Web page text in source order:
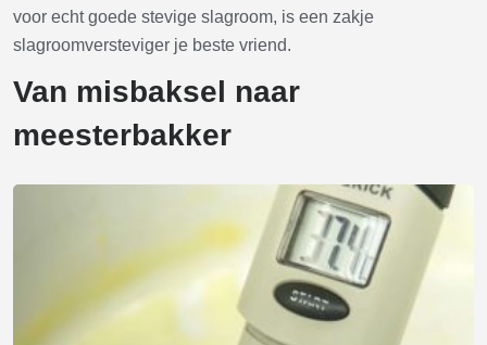
voor echt goede stevige slagroom, is een zakje
slagroomversteviger je beste vriend.
Van misbaksel naar
meesterbakker